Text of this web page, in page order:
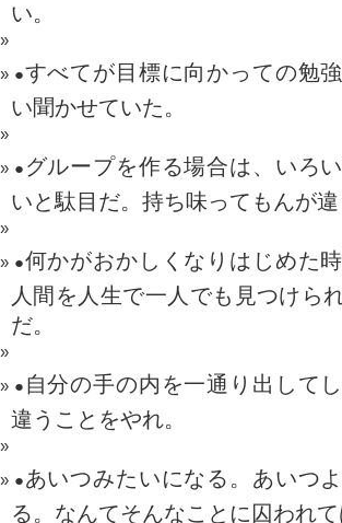
い。
●すべてが目標に向かっての勉
い聞かせていた。
● グループを作る場合は、いろ
いと駄目だ。持ち味ってもんが
●何かがおかしくなりはじめた
人間を人生で一人でも見つけら
だ。
● 自分の手の内を一通り出して
違うことをやれ。
●あいつみたいになる。あいつ
る。なんてそんなことに囚われ